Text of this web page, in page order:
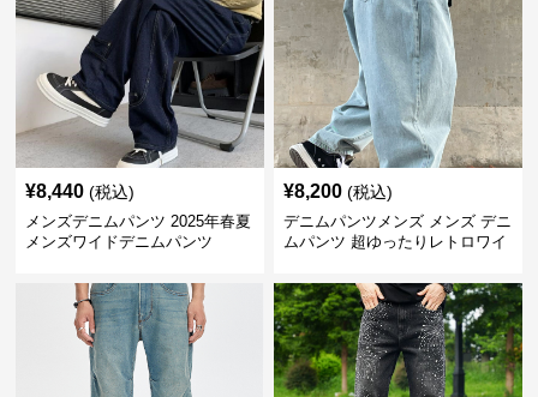
¥8,440 (税込)
メンズデニムパンツ 2025年春夏
メンズワイドデニムパンツ
¥8,200 (税込)
デニムパンツメンズ メンズ デニ
ムパンツ 超ゆったりレトロワイ